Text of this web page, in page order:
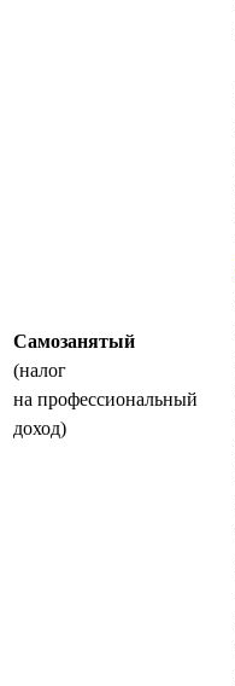
Самозанятый
(налог
на профессиональный
доход)